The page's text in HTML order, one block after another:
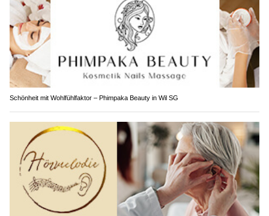
Schönheit mit Wohlfühlfaktor – Phimpaka Beauty in Wil SG